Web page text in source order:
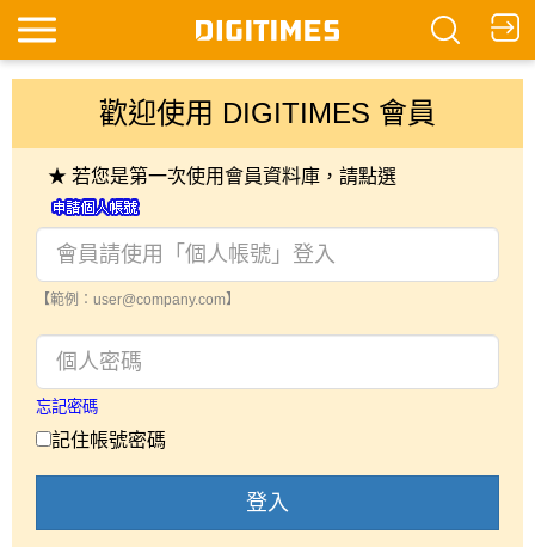
歡迎使用 DIGITIMES 會員
★ 若您是第一次使用會員資料庫，請點選
【範例：user@company.com】
忘記密碼
記住帳號密碼
登入